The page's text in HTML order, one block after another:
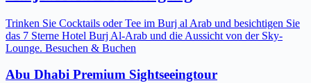
Trinken Sie Cocktails oder Tee im Burj al Arab und besichtigen Sie
das 7 Sterne Hotel Burj Al-Arab und die Aussicht von der Sky-
Lounge. Besuchen & Buchen
Abu Dhabi Premium Sightseeingtour